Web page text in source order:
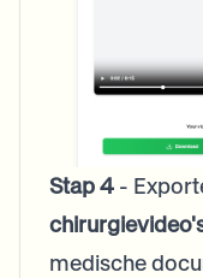
Stap 4 -
medische